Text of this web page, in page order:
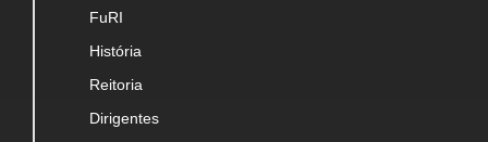
FuRI
História
Reitoria
Dirigentes